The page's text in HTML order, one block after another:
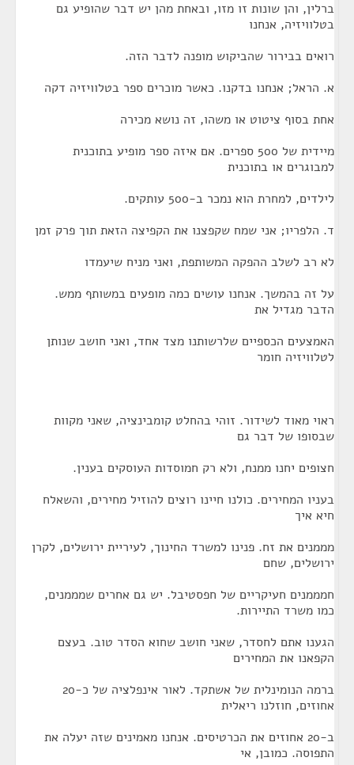
ברלין, והן שונות זו מזו, ובאחת מהן יש דבר שהופיע גם
בטלוויזיה, אנחנו
רואים בבירור שהביקוש מופנה לדבר הזה.
א. הראל; אנחנו בדקנו. כאשר מוכרים ספר בטלוויזיה דקה
אחת בסוף ציטוט או משהו, זה נושא מכירה
מיידית של 500 ספרים. אם איזה ספר מופיע בתוכנית
למבוגרים או בתוכנית
לילדים, למחרת הוא נמכר ב-500 עותקים.
ד. הלפריו; אני שמח שקפצנו את הקפיצה הזאת תוך פרק זמן
לא רב לשלב ההפקה המשותפת, ואני מניח שיעמדו
על זה בהמשך. אנחנו עושים כמה מופעים במשותף ממש.
הדבר מגדיל את
האמצעים הכספיים שלרשותנו מצד אחד, ואני חושב שנותן
לטלוויזיה חומר
ראוי מאוד לשידור. זוהי בהחלט קומבינציה, שאני מקוות
שבסופו של דבר גם
חצופים יחנו ממנח, ולא רק חמוסדות העוסקים בענין.
בעניו המחירים. כולנו חיינו רוצים להוזיל מחירים, והשאלח
חיא איך
מממנים את זח. פנינו למשרד החינוך, לעיריית ירושלים, לקרן
ירושלים, שחם
חמממנים חעיקריים של חפסטיבל. יש גם אחרים שמממנים,
כמו משרד התיירות.
הגענו אתם לחסדר, שאני חושב שחוא הסדר טוב. בעצם
הקפאנו את המחירים
ברמה הנומינלית של אשתקד. לאור אינפלציה של כ-20
אחוזים, חוזלנו ריאלית
ב-20 אחוזים את הכרטיסים. אנחנו מאמינים שזה יעלה את
התפוסה. כמובן, אי